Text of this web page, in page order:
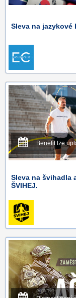
Sleva na jazykové
Benefit lze
Sleva na švihadla
ŠVIHEJ.